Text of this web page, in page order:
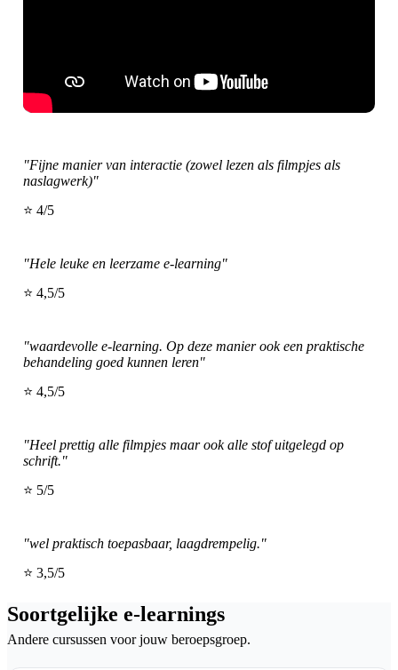
"Fijne manier van interactie (zowel lezen als filmpjes als
naslagwerk)"
⭐ 4/5
"Hele leuke en leerzame e-learning"
⭐ 4,5/5
"waardevolle e-learning. Op deze manier ook een praktische
behandeling goed kunnen leren"
⭐ 4,5/5
"Heel prettig alle filmpjes maar ook alle stof uitgelegd op
schrift."
⭐ 5/5
"wel praktisch toepasbaar, laagdrempelig."
⭐ 3,5/5
Soortgelijke e-learnings
Andere cursussen voor jouw beroepsgroep.